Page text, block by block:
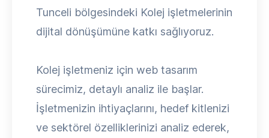
Tunceli bölgesindeki Kolej işletmelerinin
dijital dönüşümüne katkı sağlıyoruz.
Kolej işletmeniz için web tasarım
sürecimiz, detaylı analiz ile başlar.
İşletmenizin ihtiyaçlarını, hedef kitlenizi
ve sektörel özelliklerinizi analiz ederek,